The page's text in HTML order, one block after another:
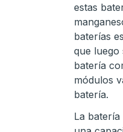
estas
baterías
que
batería
módulos
batería.
La